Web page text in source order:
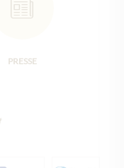
PRESSE